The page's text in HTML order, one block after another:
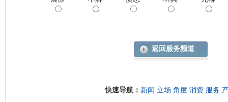
返回服务频道
快速导航： 新闻 立场 角度 消费 服务